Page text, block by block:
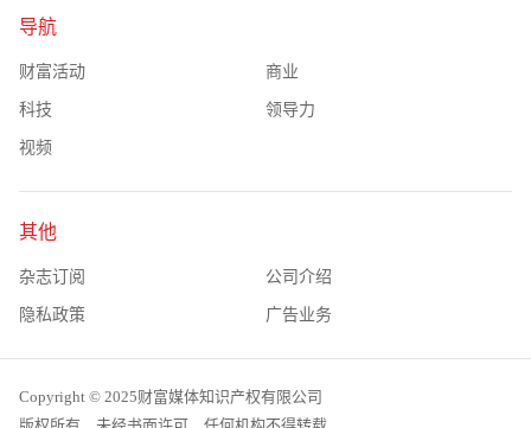
导航
财富活动 商业
科技 领导力
视频
其他
杂志订阅 公司介绍
隐私政策 广告业务
Copyright © 2025财富媒体知识产权有限公司